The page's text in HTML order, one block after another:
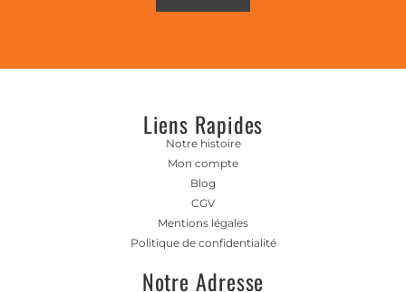
Liens Rapides
Notre histoire
Mon compte
Blog
CGV
Mentions légales
Politique de confidentialité
Notre Adresse